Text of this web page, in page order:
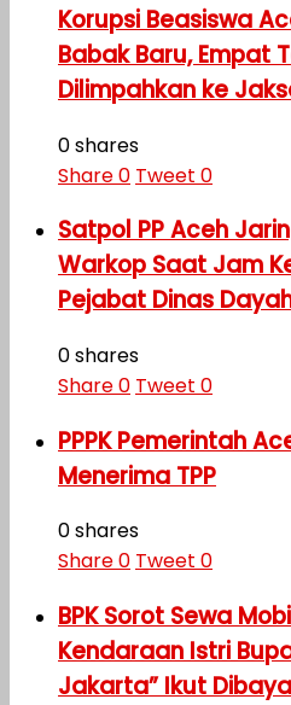
Korupsi Beasiswa
Babak Baru, Empat
Dilimpahkan ke
0 shares
Share0 Tweet 0
Satpol PP Aceh
Warkop Saat Jam
Pejabat Dinas
0 shares
Share0 Tweet 0
PPPK Pemerintah
Menerima TPP
0 shares
Share0 Tweet 0
BPK Sorot Sewa
Kendaraan Istri
Jakarta” Ikut